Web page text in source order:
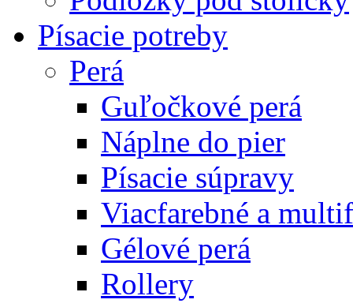
Písacie potreby
Perá
Guľočkové perá
Náplne do pier
Písacie súpravy
Viacfarebné a
Gélové perá
Rollery